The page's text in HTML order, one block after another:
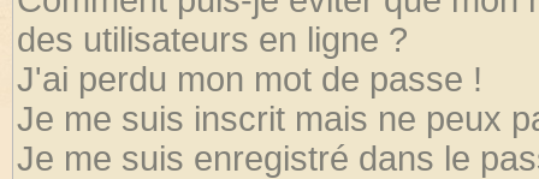
des utilisateurs en ligne ?
J'ai perdu mon mot de passe !
Je me suis inscrit mais ne peux
Je me suis enregistré dans le